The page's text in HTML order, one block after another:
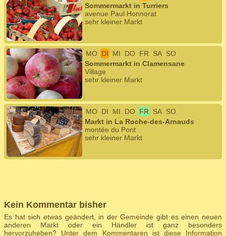
Sommermarkt in Turriers
avenue Paul Honnorat
sehr kleiner Markt
MO DI MI DO FR SA SO
Sommermarkt in Clamensane
Village
sehr kleiner Markt
MO DI MI DO FR SA SO
Markt in La Roche-des-Arnauds
montée du Pont
sehr kleiner Markt
Kein Kommentar bisher
Es hat sich etwas geändert, in der Gemeinde gibt es einen neuen
anderen Markt oder ein Händler ist ganz besonders
hervorzuheben? Unter dem Kommentaren ist diese Information